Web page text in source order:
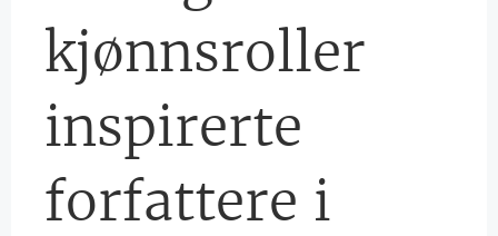
kjønnsroller
inspirerte
forfattere i